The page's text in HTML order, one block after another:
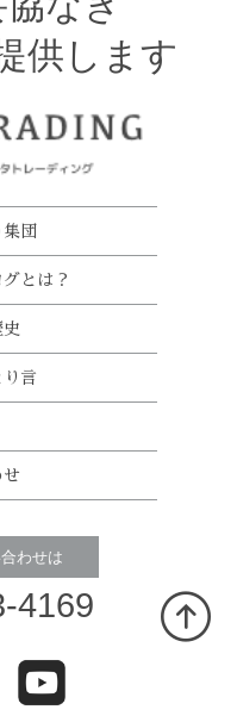
供します
団
とは？
史
り言
せ
わせは
4169